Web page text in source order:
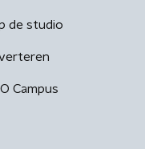
de studio
Campus